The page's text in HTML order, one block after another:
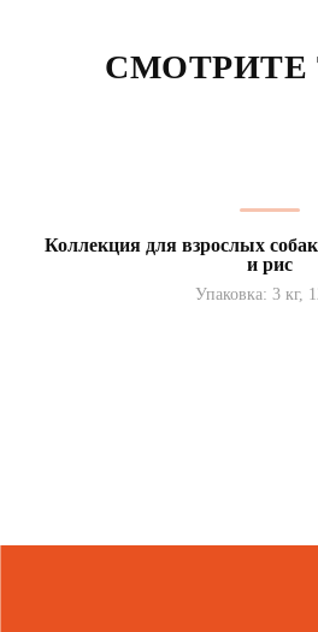
СМОТРИТЕ
Коллекция для взрослых
и рис
Упаковка: 3 кг,